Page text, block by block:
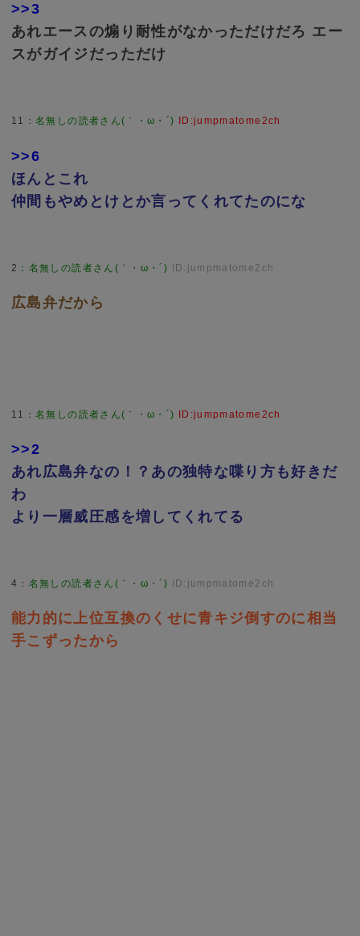
>>3
あれエースの煽り耐性がなかっただけだろ エー
スがガイジだっただけ
11 ：名無しの読者さん(｀・ω・´) ID:jumpmatome2ch
>>6
ほんとこれ
仲間もやめとけとか言ってくれてたのにな
2 ： 名無しの読者さん(｀・ω・´) ID:jumpmatome2ch
広島弁だから
11 ：名無しの読者さん(｀・ω・´) ID:jumpmatome2ch
>>2
あれ広島弁なの！？あの独特な喋り方も好きだ
わ
より一層威圧感を増してくれてる
4 ： 名無しの読者さん(｀・ω・´) ID:jumpmatome2ch
能力的に上位互換のくせに青キジ倒すのに相当
手こずったから